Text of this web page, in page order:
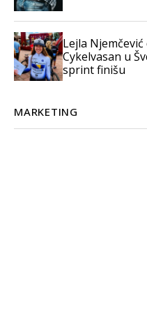
Lejla
Cykelvasan u
sprint finišu
MARKETING